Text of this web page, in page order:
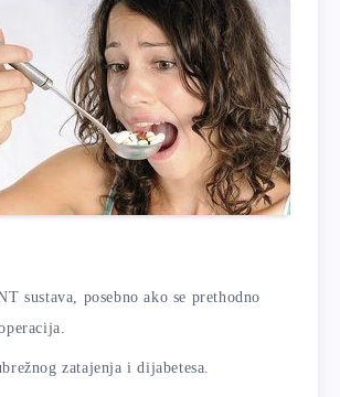
sustava, posebno ako se prethodno
zatajenja i dijabetesa.